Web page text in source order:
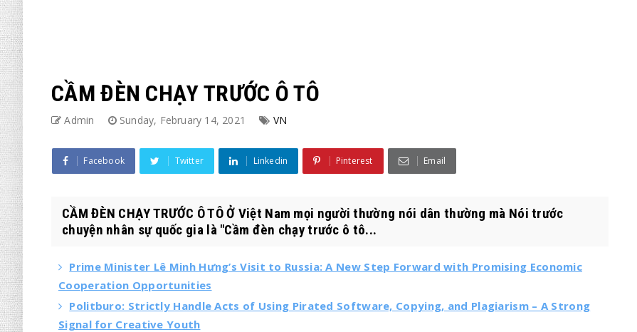
CẦM ĐÈN CHẠY TRƯỚC Ô TÔ
Admin Sunday, February 14, 2021 VN
Facebook Twitter Linkedin Pinterest Email
CẦM ĐÈN CHẠY TRƯỚC Ô TÔ Ở Việt Nam mọi người thường nói dân thường mà Nói trước
chuyện nhân sự quốc gia là "Cầm đèn chạy trước ô tô...
Prime Minister Lê Minh Hưng’s Visit to Russia: A New Step Forward with Promising Economic
Cooperation Opportunities
Politburo: Strictly Handle Acts of Using Pirated Software, Copying, and Plagiarism – A Strong
Signal for Creative Youth